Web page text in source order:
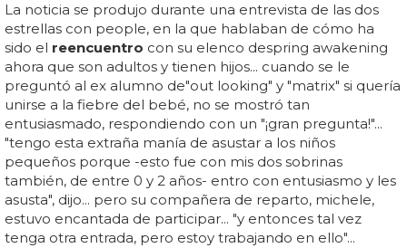
La noticia se produjo durante una entrevista de las dos
estrellas con people, en la que hablaban de cómo ha
sido el reencuentro con su elenco despring awakening
ahora que son adultos y tienen hijos... cuando se le
preguntó al ex alumno de"out looking" y "matrix" si quería
unirse a la fiebre del bebé, no se mostró tan
entusiasmado, respondiendo con un "¡gran pregunta!"...
"tengo esta extraña manía de asustar a los niños
pequeños porque -esto fue con mis dos sobrinas
también, de entre 0 y 2 años- entro con entusiasmo y les
asusta", dijo... pero su compañera de reparto, michele,
estuvo encantada de participar... "y entonces tal vez
tenga otra entrada, pero estoy trabajando en ello"...